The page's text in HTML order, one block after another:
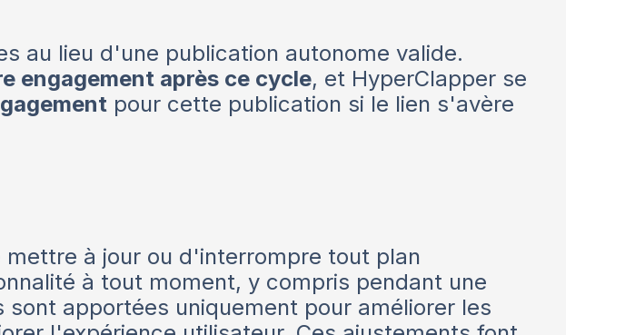
au lieu d'une publication autonome valide.
engagement après ce cycle, et HyperClapper se
pour cette publication si le lien s'avère
à jour ou d'interrompre tout plan
à tout moment, y compris pendant une
apportées uniquement pour améliorer les